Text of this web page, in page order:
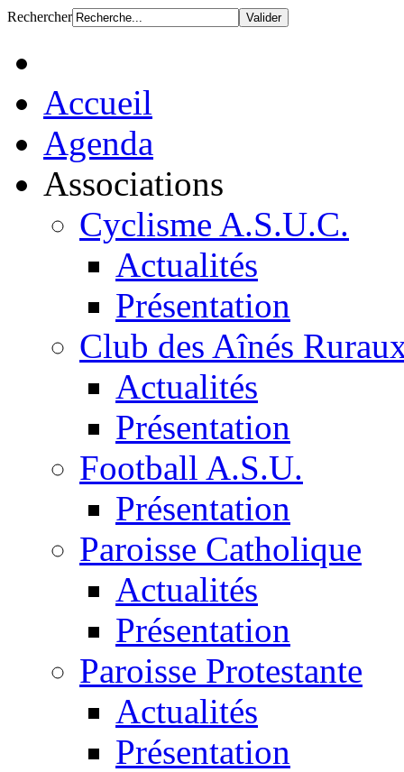
Rechercher
Accueil
Agenda
Associations
Cyclisme A.S.U.C.
Actualités
Présentation
Club des Aînés
Actualités
Présentation
Football A.S.U.
Présentation
Paroisse Catholique
Actualités
Présentation
Paroisse Protestante
Actualités
Présentation